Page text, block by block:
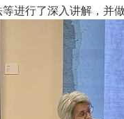
进行了深入讲解，并